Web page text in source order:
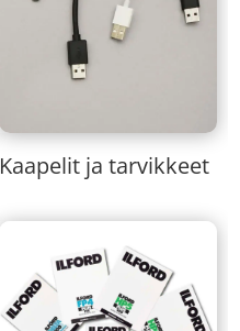
Kaapelit ja tarvikkeet